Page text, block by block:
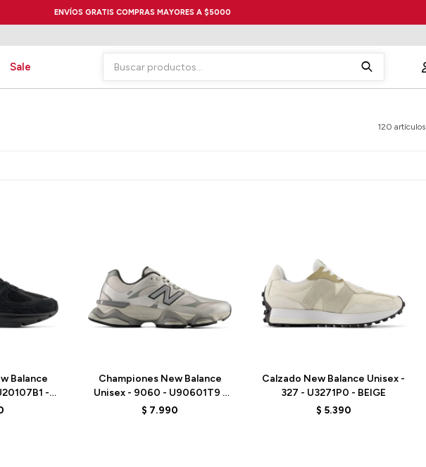
ENVÍOS GRATIS COMPRAS MAYORES A $5000
Sale
120 artículos
Balance
-
Championes New Balance
Unisex - 9060 - U90601T9 -
GREY
$ 7.990
Calzado New Balance Unisex -
327 - U3271P0 - BEIGE
$ 5.390